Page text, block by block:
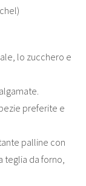
lo zucchero e
preferite e
palline con
teglia da forno,